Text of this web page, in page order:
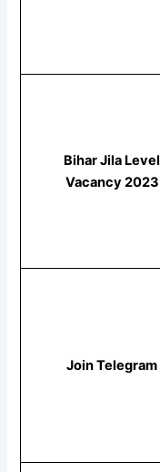
Bihar Jila Level
Vacancy 2023
Join Telegram